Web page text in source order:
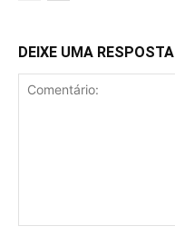
DEIXE UMA RESPOSTA